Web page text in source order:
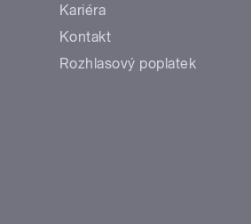
Kariéra
Kontakt
Rozhlasový poplatek